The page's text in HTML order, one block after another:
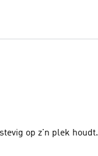
op z'n plek houdt.